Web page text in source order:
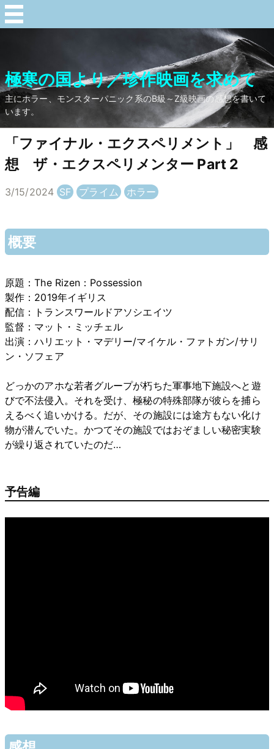
極寒の国より／珍作映画を求めて
主にホラー、モンスターパニック系のB級～Z級映画の感想を書いて
います。
「ファイナル・エクスペリメント」 感
想 ザ・エクスペリメンター Part 2
3/15/2024 SF プライム ホラー
概要
原題：The Rizen：Possession
製作：2019年イギリス
配信：トランスワールドアソシエイツ
監督：マット・ミッチェル
出演：ハリエット・マデリー/マイケル・ファトガン/サリ
ン・ソフェア
どっかのアホな若者グループが朽ちた軍事地下施設へと遊
びで不法侵入。それを受け、極秘の特殊部隊が彼らを捕ら
えるべく追いかける。だが、その施設には途方もない化け
物が潜んでいた。かつてその施設ではおぞましい秘密実験
が繰り返されていたのだ…
予告編